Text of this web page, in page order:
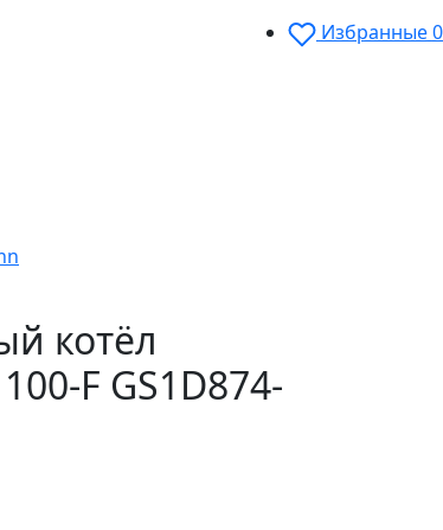
Избранные0
котёл
F GS1D874-